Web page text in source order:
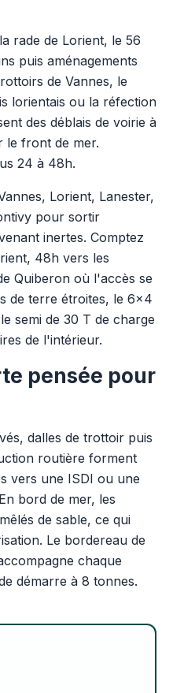
rade de Lorient, le 56
puis aménagements
de Vannes, le
lorientais ou la réfection
des déblais de voirie à
le front de mer.
24 à 48h.
Lorient, Lanester,
pour sortir
inertes. Comptez
48h vers les
Quiberon où l'accès se
de terre étroites, le 6x4
semi de 30 T de charge
de l'intérieur.
pensée pour
dalles de trottoir puis
routière forment
vers une ISDI ou une
bord de mer, les
de sable, ce qui
Le bordereau de
chaque
démarre à 8 tonnes.